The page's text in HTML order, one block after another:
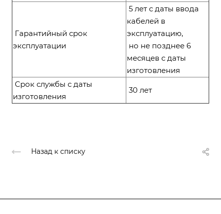
Гарантийный срок
эксплуатации
5 лет с даты ввода
кабелей в
эксплуатацию,
но не позднее 6
месяцев с даты
изготовления
Срок службы с даты
изготовления
30 лет
Назад к списку